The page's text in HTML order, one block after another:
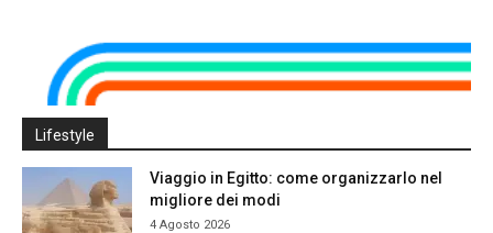
Lifestyle
Viaggio in Egitto: come organizzarlo nel
migliore dei modi
4 Agosto 2026